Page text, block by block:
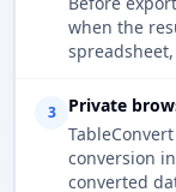
when the
3
Private
conversion
converted